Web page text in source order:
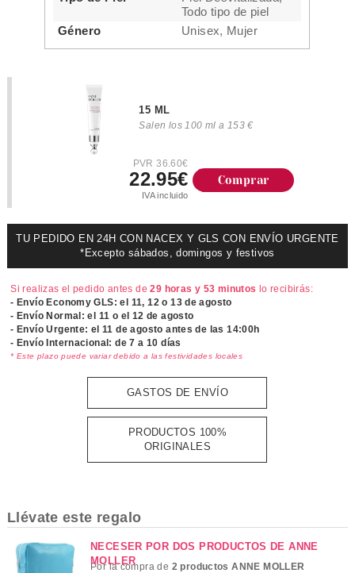
Todo tipo de piel
Género
Unisex, Mujer
15 ML
Salen los 100 ml a 153 €
PVR 36.60€
22.95€
IVA incluido
Comprar
TU PEDIDO EN 24H CON NACEX Y GLS CON ENVÍO URGENTE
*Excepto sábados, domingos y festivos
Si realizas el pedido antes de29 horas y 53 minutos lo recibirás:
- Envío Economy GLS: el 11, 12 o 13 de agosto
- Envío Normal: el 11 o el 12 de agosto
- Envío Urgente: el11 de agosto antes de las 14:00h
- Envío Internacional: de 7 a 10 días
* Este plazo puede variar debido a las festividades locales
GASTOS DE ENVÍO
PRODUCTOS 100%
ORIGINALES
Llévate este regalo
NECESER POR DOS PRODUCTOS DE ANNE
MOLLER
Por la compra de 2 productos ANNE MOLLER